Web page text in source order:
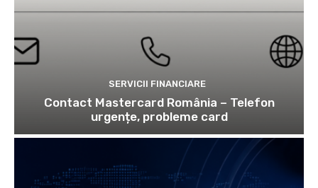
SERVICII FINANCIARE
Contact Mastercard România – Telefon
urgențe, probleme card